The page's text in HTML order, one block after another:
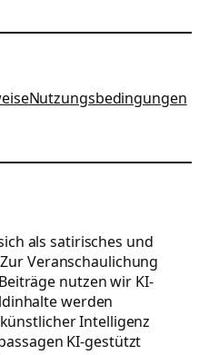
Nutzungsbedingungen
als satirisches und
Veranschaulichung
nutzen wir KI-
werden
Intelligenz
KI-gestützt